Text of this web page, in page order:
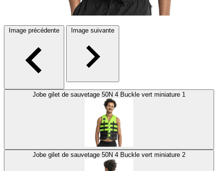
Image précédente Image suivante
Jobe gilet de sauvetage 50N 4 Buckle vert miniature 1
Jobe gilet de sauvetage 50N 4 Buckle vert miniature 2